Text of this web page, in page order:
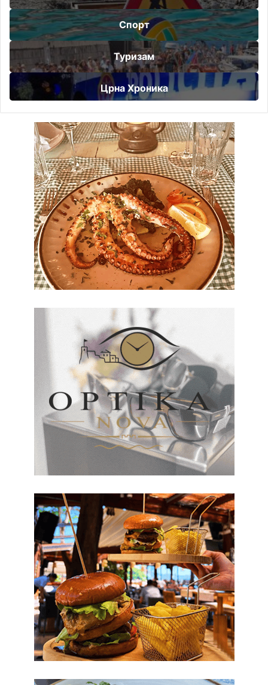
Спорт
Туризам
Црна Хроника